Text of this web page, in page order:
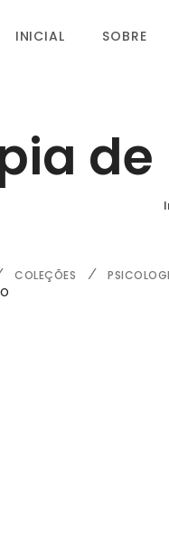
INICIAL SOBRE
COLEÇÕES